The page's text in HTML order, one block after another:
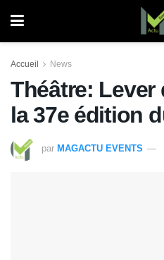
Accueil News
Théâtre: Lever
la 37e édition
par MAGACTU EVENTS